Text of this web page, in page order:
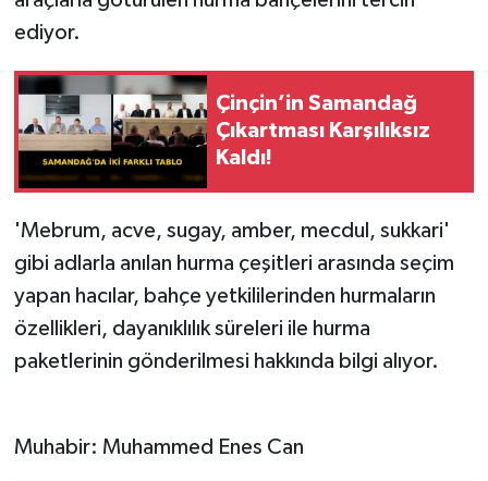
ediyor.
Çinçin’in Samandağ
Çıkartması Karşılıksız
Kaldı!
'Mebrum, acve, sugay, amber, mecdul, sukkari'
gibi adlarla anılan hurma çeşitleri arasında seçim
yapan hacılar, bahçe yetkililerinden hurmaların
özellikleri, dayanıklılık süreleri ile hurma
paketlerinin gönderilmesi hakkında bilgi alıyor.
Muhabir: Muhammed Enes Can